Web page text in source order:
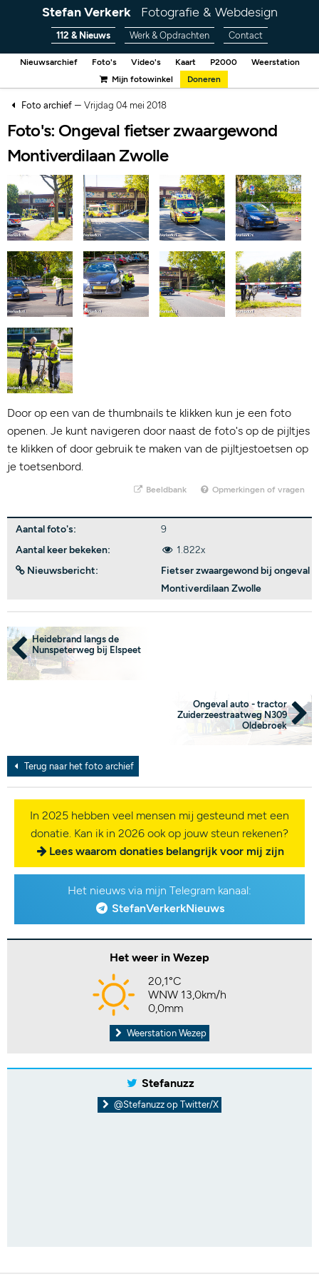
Stefan Verkerk Fotografie & Webdesign
112 & Nieuws Werk & Opdrachten Contact
Nieuwsarchief Foto's Video's Kaart P2000
Weerstation
Mijn fotowinkel
Doneren
Foto archief– Vrijdag 04 mei 2018
Foto's: Ongeval fietser zwaargewond
Montiverdilaan Zwolle
Door op een van de thumbnails te klikken kun je een foto
openen. Je kunt navigeren door naast de foto's op de pijltjes
te klikken of door gebruik te maken van de pijltjestoetsen op
je toetsenbord.
Beeldbank Opmerkingen of vragen
Aantal foto's:
9
Aantal keer bekeken:
1.822x
Nieuwsbericht:
Fietser zwaargewond bij ongeval
Montiverdilaan Zwolle
Heidebrand langs de
Nunspeterweg bij Elspeet
Ongeval auto - tractor
Zuiderzeestraatweg N309
Oldebroek
Terug naar het foto archief
In 2025 hebben veel mensen mij gesteund met een
donatie. Kan ik in 2026 ook op jouw steun rekenen?
Lees waarom donaties belangrijk voor mij zijn
Het nieuws via mijn Telegram kanaal:
StefanVerkerkNieuws
Het weer in Wezep
20,1°C
WNW 13,0km/h
0,0mm
Weerstation Wezep
Stefanuzz
@Stefanuzz op Twitter/X